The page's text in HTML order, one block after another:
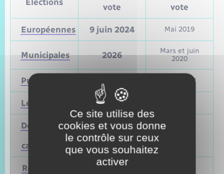
Élections
vote
vote
Européennes 9 juin 2024 Mai 2019
Municipales 2026
Mars et juin
2020
Présidentielle Avril 2022
Législatives 2027
Départementales
cantonales)
Mars 2028
Régionales Mars 2028
Ce site utilise des
cookies et vous donne
le contrôle sur ceux
que vous souhaitez
activer